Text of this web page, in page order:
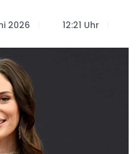
2026 12:21 Uhr